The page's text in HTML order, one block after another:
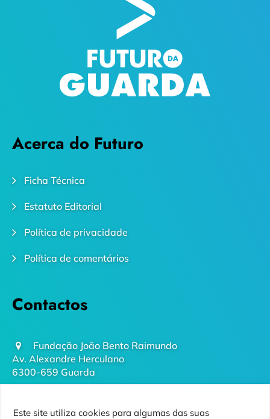
Este site utiliza cookies para algumas das suas
Acerca do Futuro
Ficha Técnica
Estatuto Editorial
Política de privacidade
Política de comentários
Contactos
Fundação João Bento Raimundo
Av. Alexandre Herculano
6300-659 Guarda
271 220 410